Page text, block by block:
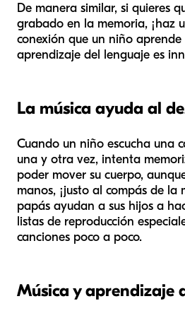
De manera similar, si quieres
grabado en la memoria, ¡haz
conexión que un niño aprende
aprendizaje del lenguaje es
La música ayuda al
Cuando un niño escucha una
una y otra vez, intenta
poder mover su cuerpo,
manos, ¡justo al compás de la
papás ayudan a sus hijos a
listas de reproducción
canciones poco a poco.
Música y aprendizaje